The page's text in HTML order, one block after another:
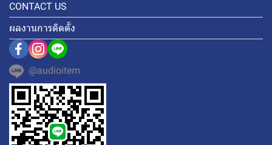
CONTACT US
ผลงานการติดตั้ง
@audioitem